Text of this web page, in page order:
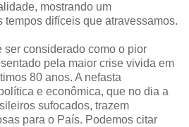
mostrando um
tempos difíceis que atravessamos.
ser considerado como o pior
pela maior crise vivida em
80 anos. A nefasta
e econômica, que no dia a
sufocados, trazem
para o País. Podemos citar